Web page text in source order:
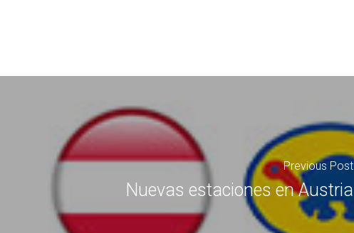
Previous Post
Nuevas estaciones en Austria